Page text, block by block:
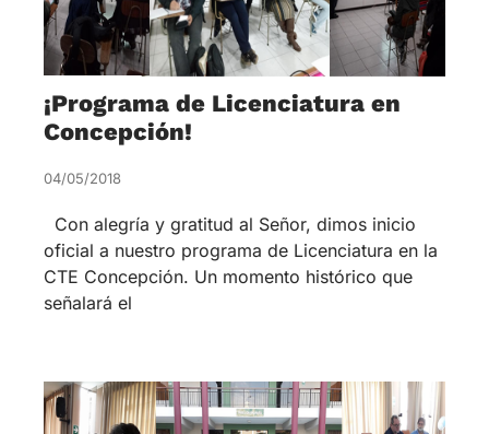
¡Programa de Licenciatura en
Concepción!
04/05/2018
Con alegría y gratitud al Señor, dimos inicio
oficial a nuestro programa de Licenciatura en la
CTE Concepción. Un momento histórico que
señalará el